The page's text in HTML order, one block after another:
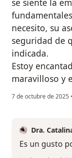
se siente la
necesito, su
seguridad de
indicada.
Estoy
maravilloso y
7 de octubre de 2025 •
Dra.
Es un gusto